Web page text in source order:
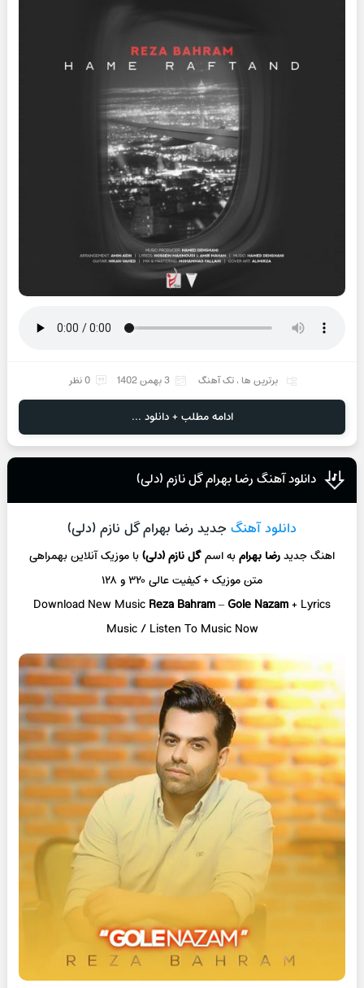
برترین ها ، تک آهنگ 3 بهمن 1402 0 نظر
ادامه مطلب + دانلود ...
دانلود آهنگ رضا بهرام گل نازم (دلی)
دانلود آهنگ جدید رضا بهرام گل نازم (دلی)
اهنگ جدیدرضا بهرامبه اسمگل نازم (دلی)با موزیک آنلاینبهمراهی
متن موزیک + کیفیت عالی ۳۲۰ و ۱۲۸
Download New Music Reza Bahram– Gole Nazam+ Lyrics
Music / Listen To Music Now